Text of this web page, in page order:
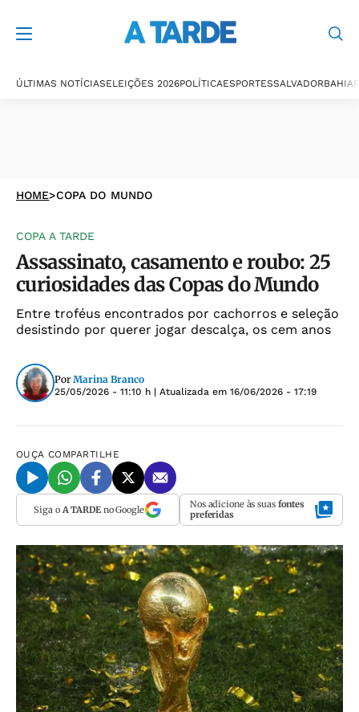
ÚLTIMAS NOTÍCIASELEIÇÕES 2026POLÍTICAESPORTESSALVADORBAHIA
HOME>COPA DO MUNDO
COPA A TARDE
Assassinato, casamento e roubo: 25
curiosidades das Copas do Mundo
Entre troféus encontrados por cachorros e seleção
desistindo por querer jogar descalça, os cem anos
Por Marina Branco
25/05/2026 - 11:10 h | Atualizada em 16/06/2026 - 17:19
OUÇA COMPARTILHE
Siga o A TARDEno Google Nos adicione às suas fontes
preferidas